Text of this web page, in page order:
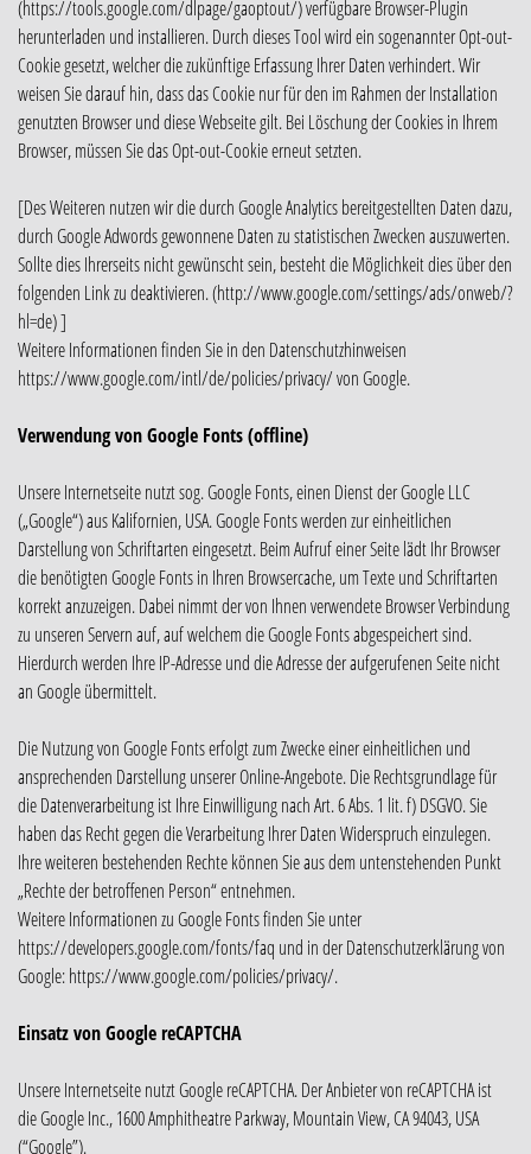
(https://tools.google.com/dlpage/gaoptout/) verfügbare Browser-Plugin
herunterladen und installieren. Durch dieses Tool wird ein sogenannter Opt-out-
Cookie gesetzt, welcher die zukünftige Erfassung Ihrer Daten verhindert. Wir
weisen Sie darauf hin, dass das Cookie nur für den im Rahmen der Installation
genutzten Browser und diese Webseite gilt. Bei Löschung der Cookies in Ihrem
Browser, müssen Sie das Opt-out-Cookie erneut setzten.
[Des Weiteren nutzen wir die durch Google Analytics bereitgestellten Daten dazu,
durch Google Adwords gewonnene Daten zu statistischen Zwecken auszuwerten.
Sollte dies Ihrerseits nicht gewünscht sein, besteht die Möglichkeit dies über den
folgenden Link zu deaktivieren. (http://www.google.com/settings/ads/onweb/?
hl=de) ]
Weitere Informationen finden Sie in den Datenschutzhinweisen
https://www.google.com/intl/de/policies/privacy/ von Google.
Verwendung von Google Fonts (offline)
Unsere Internetseite nutzt sog. Google Fonts, einen Dienst der Google LLC
(„Google“) aus Kalifornien, USA. Google Fonts werden zur einheitlichen
Darstellung von Schriftarten eingesetzt. Beim Aufruf einer Seite lädt Ihr Browser
die benötigten Google Fonts in Ihren Browsercache, um Texte und Schriftarten
korrekt anzuzeigen. Dabei nimmt der von Ihnen verwendete Browser Verbindung
zu unseren Servern auf, auf welchem die Google Fonts abgespeichert sind.
Hierdurch werden Ihre IP-Adresse und die Adresse der aufgerufenen Seite nicht
an Google übermittelt.
Die Nutzung von Google Fonts erfolgt zum Zwecke einer einheitlichen und
ansprechenden Darstellung unserer Online-Angebote. Die Rechtsgrundlage für
die Datenverarbeitung ist Ihre Einwilligung nach Art. 6 Abs. 1 lit. f) DSGVO. Sie
haben das Recht gegen die Verarbeitung Ihrer Daten Widerspruch einzulegen.
Ihre weiteren bestehenden Rechte können Sie aus dem untenstehenden Punkt
„Rechte der betroffenen Person“ entnehmen.
Weitere Informationen zu Google Fonts finden Sie unter
https://developers.google.com/fonts/faq und in der Datenschutzerklärung von
Google: https://www.google.com/policies/privacy/.
Einsatz von Google reCAPTCHA
Unsere Internetseite nutzt Google reCAPTCHA. Der Anbieter von reCAPTCHA ist
die Google Inc., 1600 Amphitheatre Parkway, Mountain View, CA 94043, USA
(“Google”).